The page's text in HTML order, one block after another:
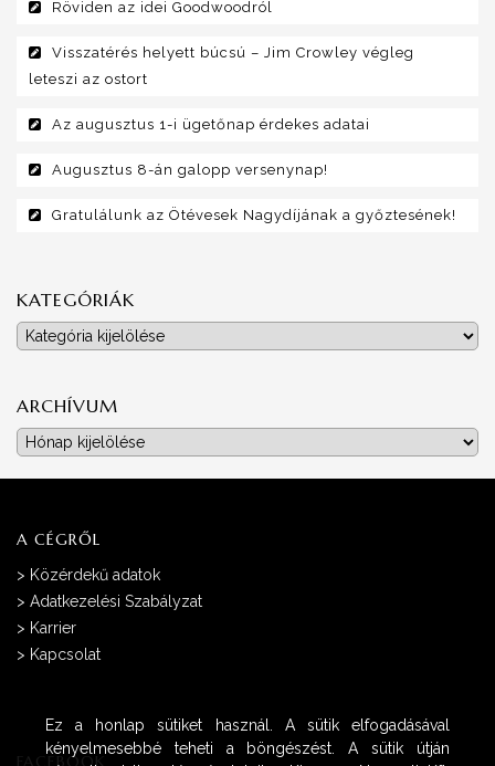
Röviden az idei Goodwoodról
Visszatérés helyett búcsú – Jim Crowley végleg
leteszi az ostort
Az augusztus 1-i ügetőnap érdekes adatai
Augusztus 8-án galopp versenynap!
Gratulálunk az Ötévesek Nagydíjának a győztesének!
KATEGÓRIÁK
Kategóriák
ARCHÍVUM
Archívum
A CÉGRŐL
> Közérdekű adatok
> Adatkezelési Szabályzat
> Karrier
> Kapcsolat
FACEBOOK
Ez a honlap sütiket használ. A sütik elfogadásával
kényelmesebbé teheti a böngészést. A sütik útján